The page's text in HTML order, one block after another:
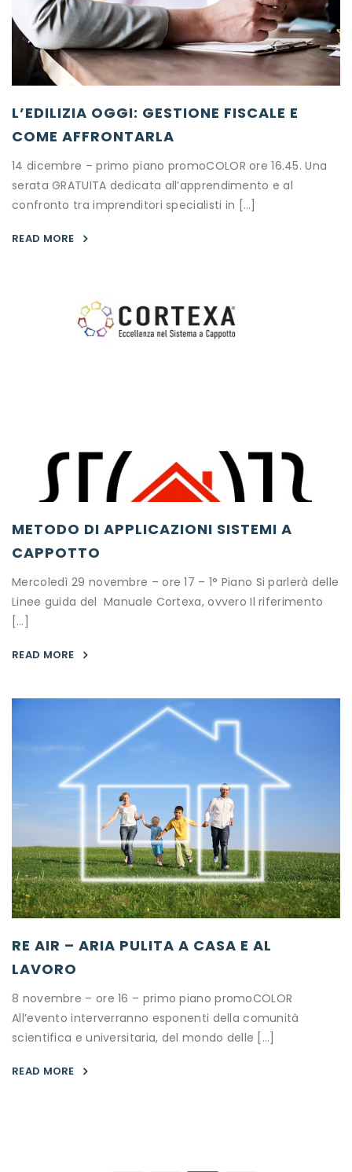
L’EDILIZIA OGGI: GESTIONE FISCALE E
COME AFFRONTARLA
14 dicembre – primo piano promoCOLOR ore 16.45. Una
serata GRATUITA dedicata all’apprendimento e al
confronto tra imprenditori specialisti in […]
READ MORE
METODO DI APPLICAZIONI SISTEMI A
CAPPOTTO
Mercoledì 29 novembre – ore 17 – 1° Piano Si parlerà delle
Linee guida del Manuale Cortexa, ovvero Il riferimento
[…]
READ MORE
RE AIR – ARIA PULITA A CASA E AL
LAVORO
8 novembre – ore 16 – primo piano promoCOLOR
All’evento interverranno esponenti della comunità
scientifica e universitaria, del mondo delle […]
READ MORE